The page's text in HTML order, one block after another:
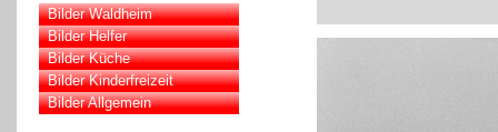
Bilder Waldheim
Bilder Helfer
Bilder Küche
Bilder Kinderfreizeit
Bilder Allgemein